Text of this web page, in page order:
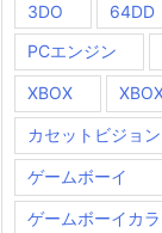
3DO 64DD
PCエンジン
XBOX
カセットビジョン
ゲームボーイ
ゲームボーイカ